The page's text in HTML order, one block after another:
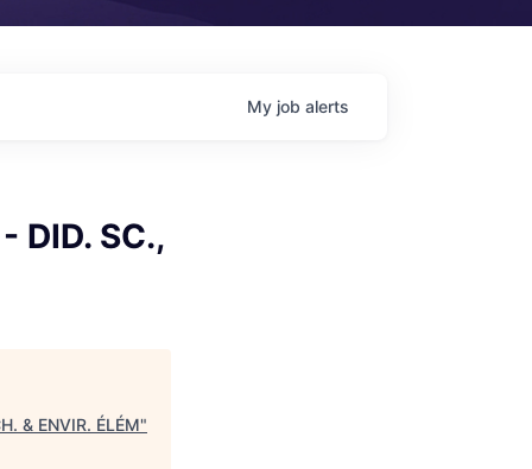
My job alerts
DID. SC.,
& ENVIR. ÉLÉM"